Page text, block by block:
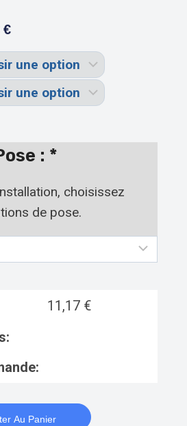
€
: *
choisissez
de pose.
11,17 €
Au Panier